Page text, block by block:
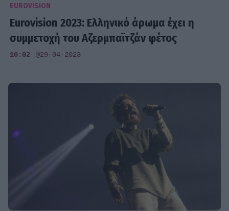
EUROVISION
Eurovision 2023: Ελληνικό άρωμα έχει η
συμμετοχή του Αζερμπαϊτζάν φέτος
10:02 @29-04-2023